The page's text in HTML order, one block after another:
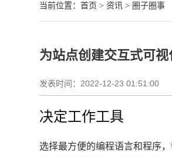
当前位置：首页 资讯 圈子圈事
为站点创建交互式可
发表时间：2022-12-23
决定工作工具
选择最方便的编程语言和程序